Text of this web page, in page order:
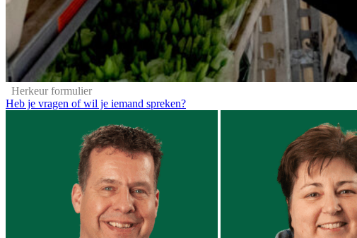
Herkeur formulier
Heb je vragen of wil je iemand spreken?